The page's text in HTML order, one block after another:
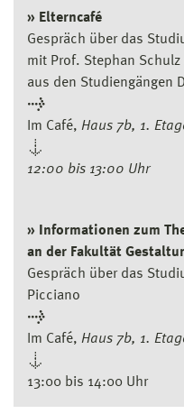
» Elterncafé
Gespräch über das
mit Prof. Stephan
aus den Studiengängen
→
Im Café, Haus 7b, 1.
↓
12:00 bis 13:00 Uhr
» Informationen zum
an der Fakultät
Gespräch über das
Picciano
→
Im Café, Haus 7b, 1.
↓
13:00 bis 14:00 Uhr